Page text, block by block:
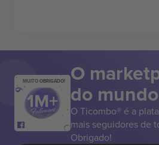
MUITO OBRIGADO! O
do
O Ticombo® é a
mais seguidores de
Obrigado!